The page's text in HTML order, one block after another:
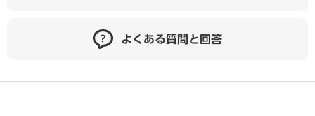
よくある質問と回答